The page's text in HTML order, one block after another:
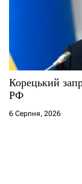
Корецький
РФ
6 Серпня, 2026